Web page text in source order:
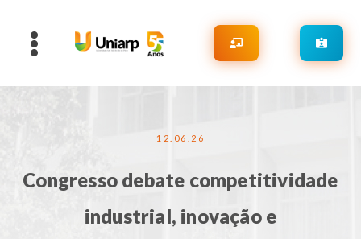
12.06.26
Congresso debate competitividade
industrial, inovação e